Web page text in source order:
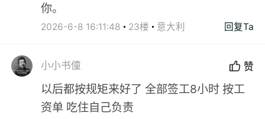
你。
2026-6-8 16:11:48 23楼 意大利 回复Ta
小小书僮 赞
以后都按规矩来好了 全部签工8小时 按工
资单 吃住自己负责